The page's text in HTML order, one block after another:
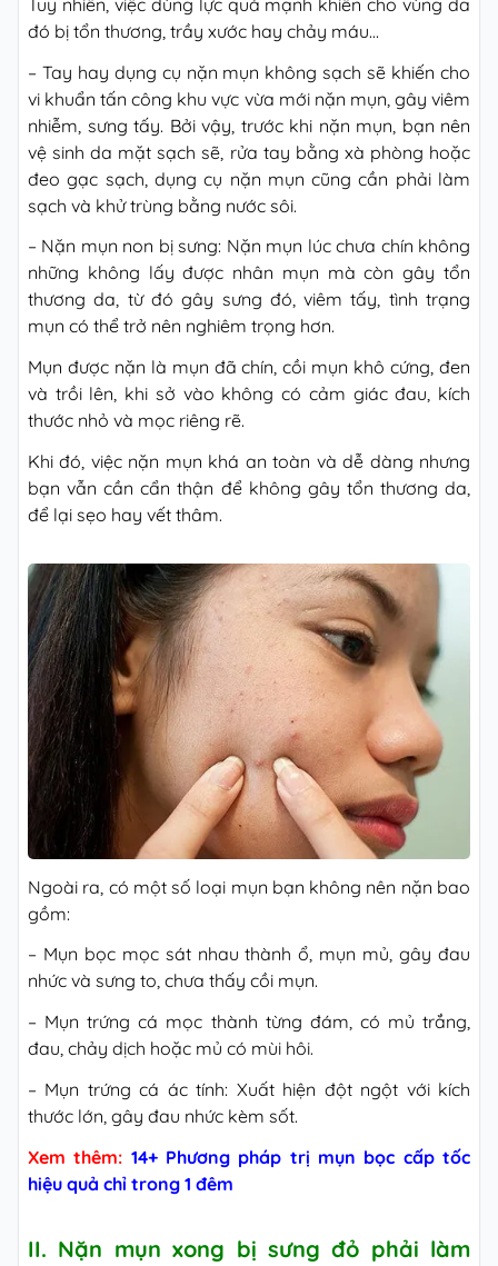
đó bị tổn thương, trầy xước hay chảy máu…
– Tay hay dụng cụ nặn mụn không sạch sẽ khiến cho
vi khuẩn tấn công khu vực vừa mới nặn mụn, gây viêm
nhiễm, sưng tấy. Bởi vậy, trước khi nặn mụn, bạn nên
vệ sinh da mặt sạch sẽ, rửa tay bằng xà phòng hoặc
đeo gạc sạch, dụng cụ nặn mụn cũng cần phải làm
sạch và khử trùng bằng nước sôi.
– Nặn mụn non bị sưng: Nặn mụn lúc chưa chín không
những không lấy được nhân mụn mà còn gây tổn
thương da, từ đó gây sưng đó, viêm tấy, tình trạng
mụn có thể trở nên nghiêm trọng hơn.
Mụn được nặn là mụn đã chín, cồi mụn khô cứng, đen
và trồi lên, khi sở vào không có cảm giác đau, kích
thước nhỏ và mọc riêng rẽ.
Khi đó, việc nặn mụn khá an toàn và dễ dàng nhưng
bạn vẫn cần cẩn thận để không gây tổn thương da,
để lại sẹo hay vết thâm.
Ngoài ra, có một số loại mụn bạn không nên nặn bao
gồm:
– Mụn bọc mọc sát nhau thành ổ, mụn mủ, gây đau
nhức và sưng to, chưa thấy cồi mụn.
– Mụn trứng cá mọc thành từng đám, có mủ trắng,
đau, chảy dịch hoặc mủ có mùi hôi.
– Mụn trứng cá ác tính: Xuất hiện đột ngột với kích
thước lớn, gây đau nhức kèm sốt.
Xem thêm: 14+ Phương pháp trị mụn bọc cấp tốc
hiệu quả chỉ trong 1 đêm
II. Nặn mụn xong bị sưng đỏ phải làm